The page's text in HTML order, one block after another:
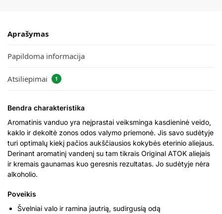
Aprašymas
Papildoma informacija
Atsiliepimai 1
Bendra charakteristika
Aromatinis vanduo yra neįprastai veiksminga kasdieninė veido,
kaklo ir dekoltė zonos odos valymo priemonė. Jis savo sudėtyje
turi optimalų kiekį pačios aukščiausios kokybės eterinio aliejaus.
Derinant aromatinį vandenį su tam tikrais Original ATOK aliejais
ir kremais gaunamas kuo geresnis rezultatas. Jo sudėtyje nėra
alkoholio.
Poveikis
Švelniai valo ir ramina jautrią, sudirgusią odą